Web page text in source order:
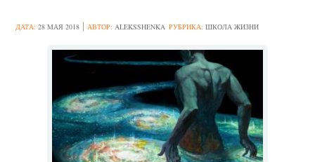
ДАТА:28 МАЯ 2018 АВТОР:ALEKSSHENKA РУБРИКА:ШКОЛА ЖИЗНИ